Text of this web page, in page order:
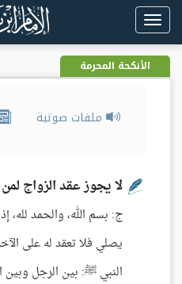
Toggle
navigation
الأنكحة المحرمة
ملفات صوتية
لا يجوز عقد الزواج
ج: بسم الله، والحمد لله،
يصلي فلا تعقد له على
النبي ﷺ: بين الرجل وبين